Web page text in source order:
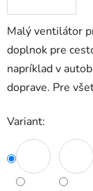
Malý ventilátor
doplnok pre
napríklad v
doprave. Pre
Variant: